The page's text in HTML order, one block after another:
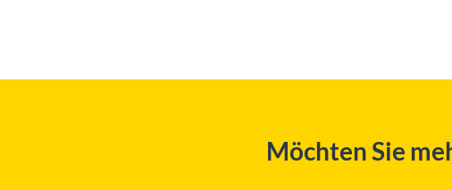
Möchten Sie